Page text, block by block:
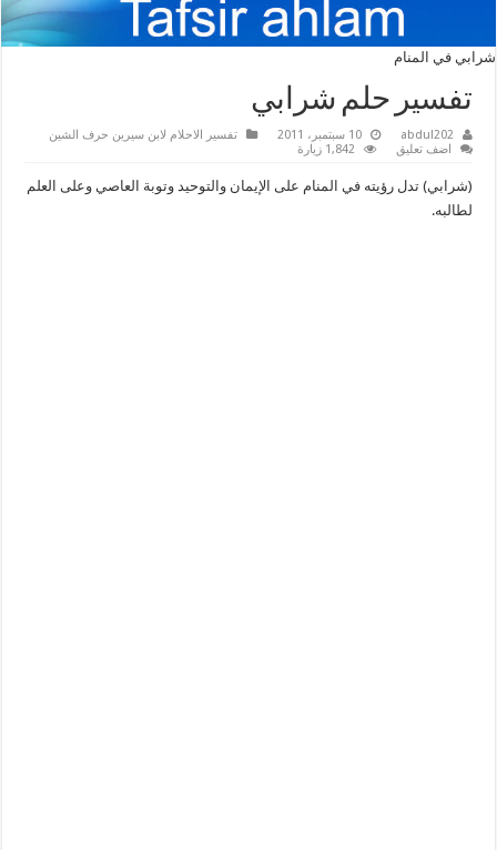
شرابي في المنام
تفسير حلم شرابي
abdul202 10 سبتمبر، 2011
تفسير الاحلام لابن سيرين حرف الشين
اضف تعليق
1,842 زيارة
(شرابي) تدل رؤيته في المنام على الإيمان والتوحيد وتوبة العاصي وعلى العلم
لطالبه.